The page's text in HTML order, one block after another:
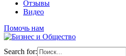
Отзывы
Видео
Помочь нам
Search for: